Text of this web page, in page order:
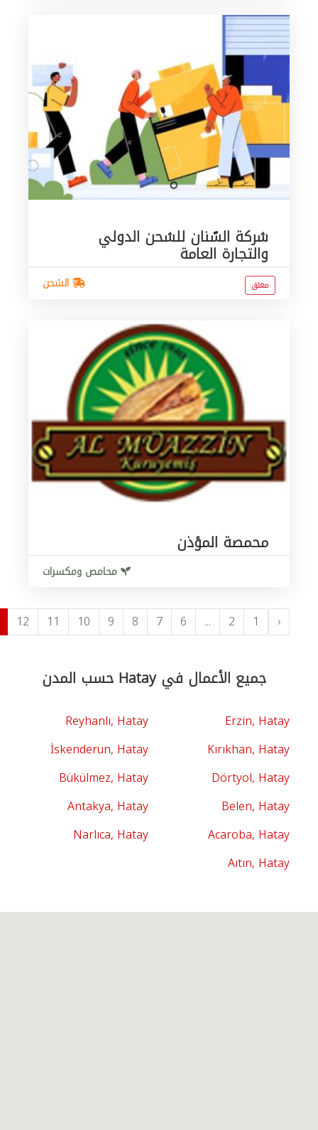
شركة السّنان للشحن الدولي
والتجارة العامة
الشحن مغلق
محمصة المؤذن
محامص ومكسرات
‹
1
2
...
6
7
8
9
10
11
12
جميع الأعمال في Hatay حسب المدن
Erzin, Hatay
Reyhanlı, Hatay
Kırıkhan, Hatay
İskenderun, Hatay
Dörtyol, Hatay
Bükülmez, Hatay
Belen, Hatay
Antakya, Hatay
Acaroba, Hatay
Narlıca, Hatay
Aıtın, Hatay